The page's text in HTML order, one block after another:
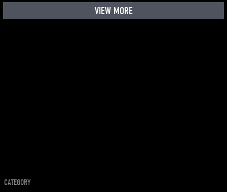
VIEW MORE
CATEGORY